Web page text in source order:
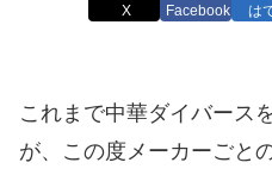
X Facebook は
これまで中華ダイバース
が、この度メーカーごと